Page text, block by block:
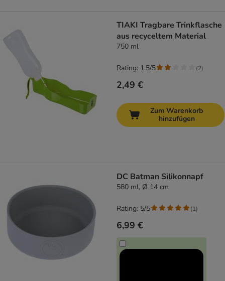
TIAKI Tragbare Trinkflasche
aus recyceltem Material
750 ml
2,49 €
Rating: 1.5/5 (2)
Zum Warenkorb
hinzufügen
DC Batman Silikonnapf
580 ml, Ø 14 cm
6,99 €
Rating: 5/5 (1)